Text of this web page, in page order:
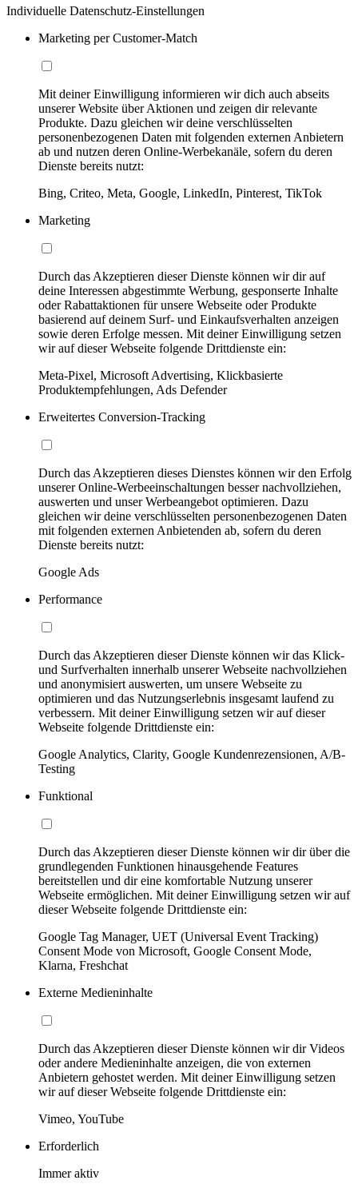
Individuelle Datenschutz-Einstellungen
Marketing per Customer-Match
Mit deiner Einwilligung informieren wir dich auch abseits
unserer Website über Aktionen und zeigen dir relevante
Produkte. Dazu gleichen wir deine verschlüsselten
personenbezogenen Daten mit folgenden externen Anbietern
ab und nutzen deren Online-Werbekanäle, sofern du deren
Dienste bereits nutzt:
Bing, Criteo, Meta, Google, LinkedIn, Pinterest, TikTok
Marketing
Durch das Akzeptieren dieser Dienste können wir dir auf
deine Interessen abgestimmte Werbung, gesponserte Inhalte
oder Rabattaktionen für unsere Webseite oder Produkte
basierend auf deinem Surf- und Einkaufsverhalten anzeigen
sowie deren Erfolge messen. Mit deiner Einwilligung setzen
wir auf dieser Webseite folgende Drittdienste ein:
Meta-Pixel, Microsoft Advertising, Klickbasierte
Produktempfehlungen, Ads Defender
Erweitertes Conversion-Tracking
Durch das Akzeptieren dieses Dienstes können wir den Erfolg
unserer Online-Werbeeinschaltungen besser nachvollziehen,
auswerten und unser Werbeangebot optimieren. Dazu
gleichen wir deine verschlüsselten personenbezogenen Daten
mit folgenden externen Anbietenden ab, sofern du deren
Dienste bereits nutzt:
Google Ads
Performance
Durch das Akzeptieren dieser Dienste können wir das Klick-
und Surfverhalten innerhalb unserer Webseite nachvollziehen
und anonymisiert auswerten, um unsere Webseite zu
optimieren und das Nutzungserlebnis insgesamt laufend zu
verbessern. Mit deiner Einwilligung setzen wir auf dieser
Webseite folgende Drittdienste ein:
Google Analytics, Clarity, Google Kundenrezensionen, A/B-
Testing
Funktional
Durch das Akzeptieren dieser Dienste können wir dir über die
grundlegenden Funktionen hinausgehende Features
bereitstellen und dir eine komfortable Nutzung unserer
Webseite ermöglichen. Mit deiner Einwilligung setzen wir auf
dieser Webseite folgende Drittdienste ein:
Google Tag Manager, UET (Universal Event Tracking)
Consent Mode von Microsoft, Google Consent Mode,
Klarna, Freshchat
Externe Medieninhalte
Durch das Akzeptieren dieser Dienste können wir dir Videos
oder andere Medieninhalte anzeigen, die von externen
Anbietern gehostet werden. Mit deiner Einwilligung setzen
wir auf dieser Webseite folgende Drittdienste ein:
Vimeo, YouTube
Erforderlich
Immer aktiv